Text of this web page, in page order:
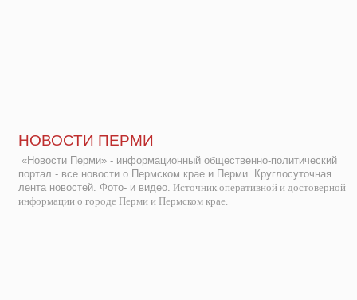
НОВОСТИ ПЕРМИ
«Новости Перми» - информационный общественно-политический
портал - все новости о Пермском крае и Перми. Круглосуточная
лента новостей. Фото- и видео. Источник оперативной и достоверной
информации о городе Перми и Пермском крае.